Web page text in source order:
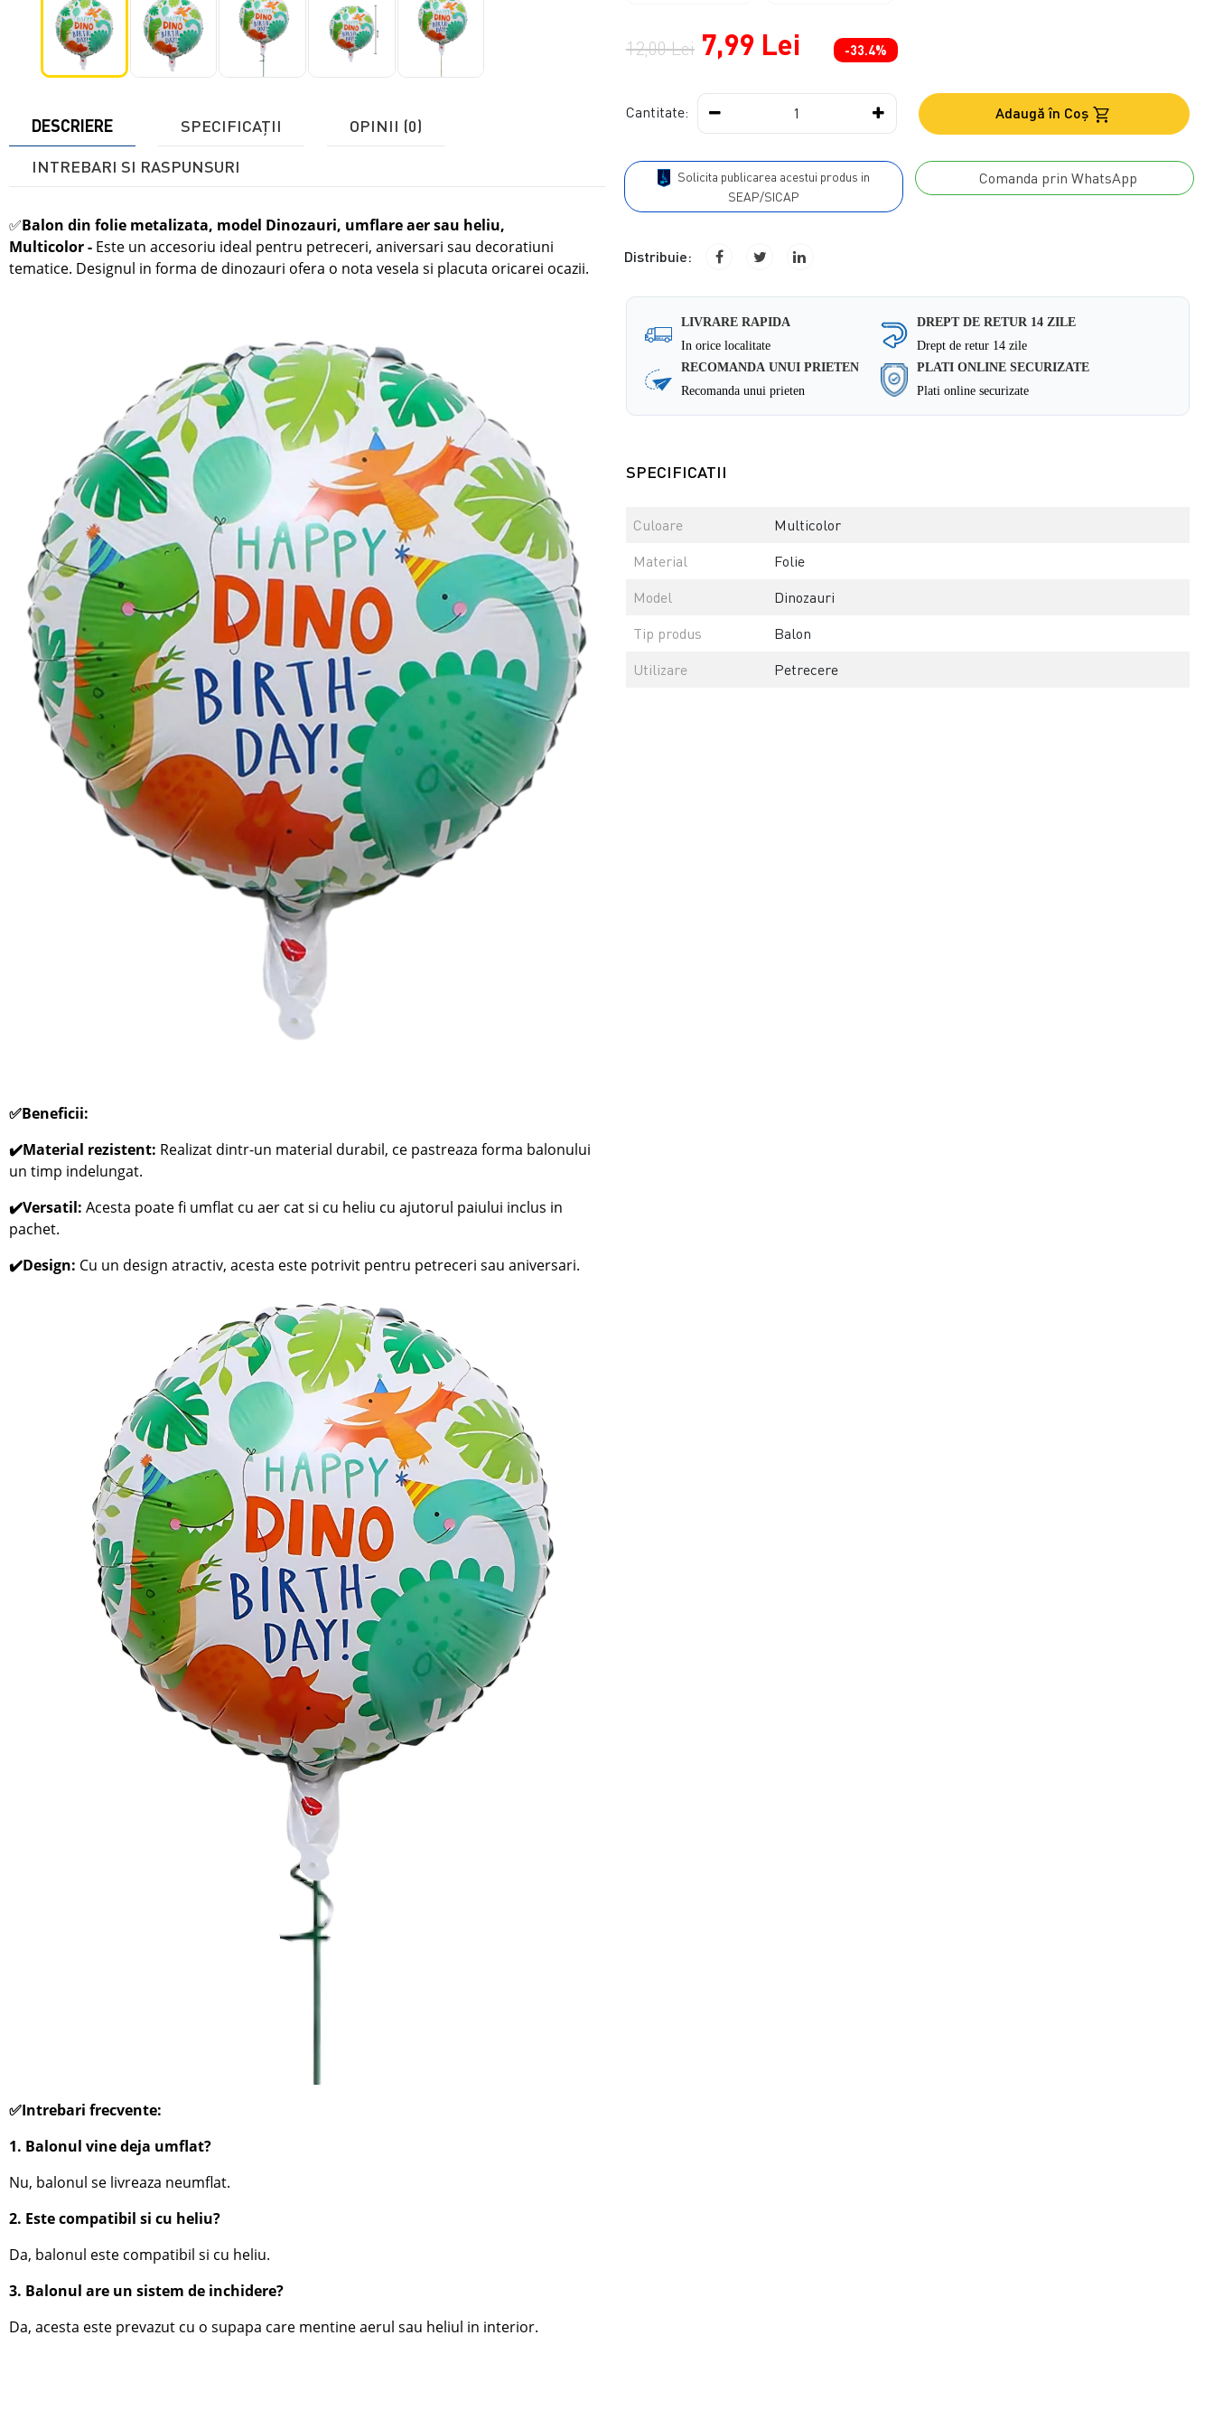
DESCRIERE SPECIFICAŢII OPINII (0)
INTREBARI SI RASPUNSURI
✅Balon din folie metalizata, model Dinozauri, umflare aer sau heliu,
Multicolor- Este un accesoriu ideal pentru petreceri, aniversari sau decoratiuni
tematice. Designul in forma de dinozauri ofera o nota vesela si placuta oricarei ocazii.
✅Beneficii:
✔️Material rezistent: Realizat dintr-un material durabil, ce pastreaza forma balonului
un timp indelungat.
✔️Versatil:Acesta poate fi umflat cu aer cat si cu heliu cu ajutorul paiului inclus in
pachet.
✔️Design: Cu un design atractiv, acesta este potrivit pentru petreceri sau aniversari.
✅Intrebari frecvente:
1. Balonul vine deja umflat?
Nu, balonul se livreaza neumflat.
2. Este compatibil si cu heliu?
Da, balonul este compatibil si cu heliu.
3. Balonul are un sistem de inchidere?
Da, acesta este prevazut cu o supapa care mentine aerul sau heliul in interior.
12,00 Lei 7,99 Lei -33.4%
Cantitate: Adaugă în Coş
SEAP/SICAP
Comanda prin WhatsApp
Distribuie:
LIVRARE RAPIDA
In orice localitate
DREPT DE RETUR 14 ZILE
Drept de retur 14 zile
RECOMANDA UNUI PRIETEN
Recomanda unui prieten
PLATI ONLINE SECURIZATE
Plati online securizate
SPECIFICATII
Culoare
Multicolor
Material
Folie
Model
Dinozauri
Tip produs
Balon
Utilizare
Petrecere